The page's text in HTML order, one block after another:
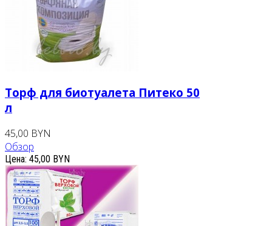
Торф для биотуалета Питеко 50
л
45,00 BYN
Обзор
Цена: 45,00 BYN